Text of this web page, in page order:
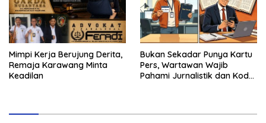
Mimpi Kerja Berujung Derita,
Remaja Karawang Minta
Keadilan
Bukan Sekadar Punya Kartu
Pers, Wartawan Wajib
Pahami Jurnalistik dan Kode